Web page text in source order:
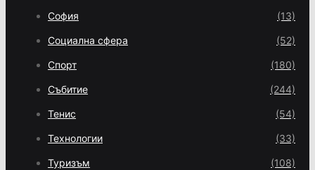
София (13)
Социална сфера (52)
Спорт (180)
Събитие (244)
Тенис (54)
Технологии (33)
Туризъм (108)